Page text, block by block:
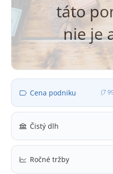
táto
nie je
Cena podniku (7
Čistý dlh
Ročné tržby